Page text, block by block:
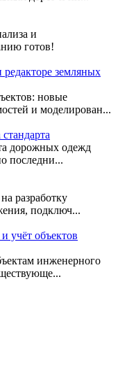
и
готов!
земляных
новые
и моделирован...
дорожных одежд
последни...
разработку
подключ...
учёт объектов
инженерного